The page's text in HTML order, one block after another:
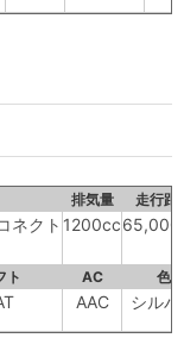
排気量 走行距
ネクト 1200cc
ト AC 色
AAC シルバ